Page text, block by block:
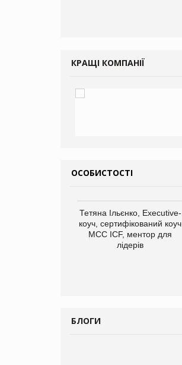
КРАЩІ КОМПАНІЇ
ОСОБИСТОСТІ
Тетяна Ільєнко, Executive-
коуч, сертифікований коуч
МСС ICF, ментор для
лідерів
БЛОГИ